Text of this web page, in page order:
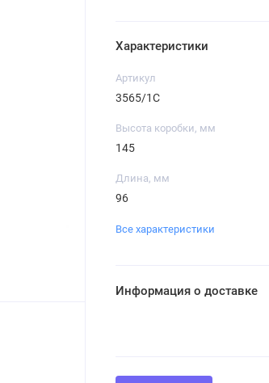
Характеристики
Артикул
3565/1C
Высота коробки, мм
145
Длина, мм
96
Все характеристики
Информация о доставке